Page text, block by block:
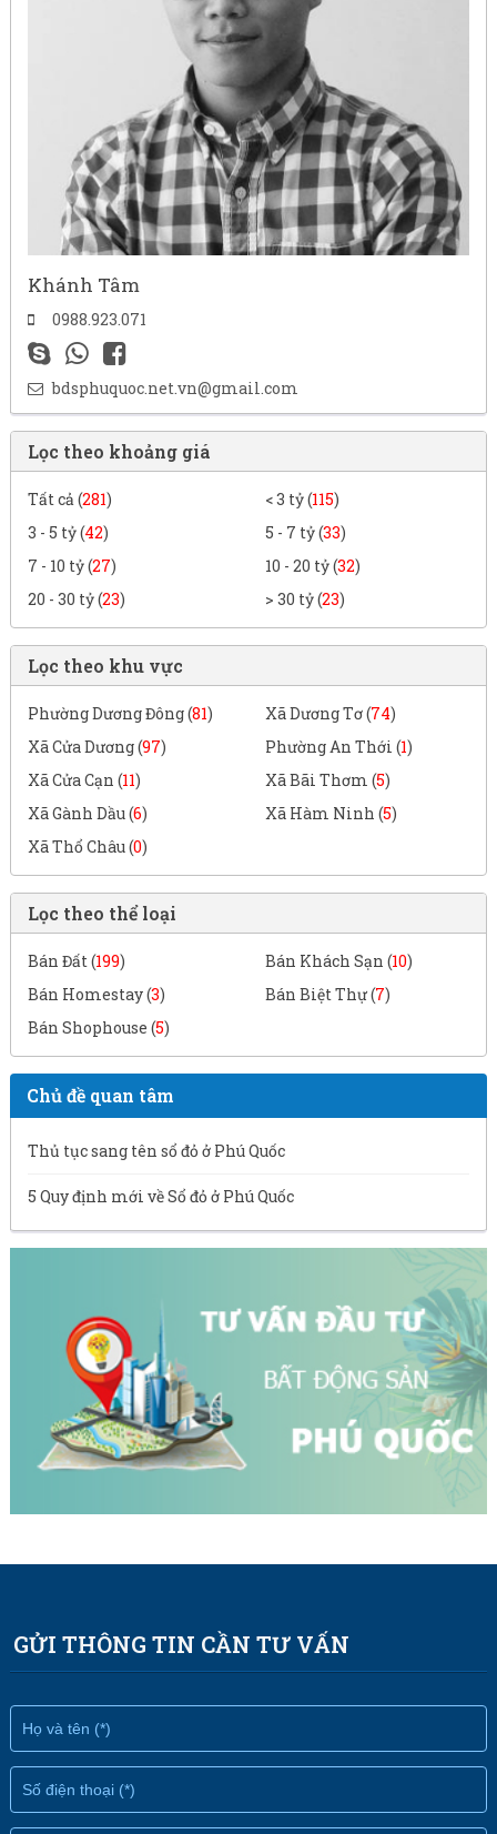
Khánh Tâm
0988.923.071
bdsphuquoc.net.vn@gmail.com
Lọc theo khoảng giá
Tất cả (281) < 3 tỷ (115)
3 - 5 tỷ (42) 5 - 7 tỷ (33)
7 - 10 tỷ (27) 10 - 20 tỷ (32)
20 - 30 tỷ (23) > 30 tỷ (23)
Lọc theo khu vực
Phường Dương Đông (81) Xã Dương Tơ (74)
Xã Cửa Dương (97) Phường An Thới (1)
Xã Cửa Cạn (11) Xã Bãi Thơm (5)
Xã Gành Dầu (6) Xã Hàm Ninh (5)
Xã Thổ Châu (0)
Lọc theo thể loại
Bán Đất (199) Bán Khách Sạn (10)
Bán Homestay (3) Bán Biệt Thự (7)
Bán Shophouse (5)
Chủ đề quan tâm
Thủ tục sang tên sổ đỏ ở Phú Quốc
5 Quy định mới về Sổ đỏ ở Phú Quốc
GỬI THÔNG TIN CẦN TƯ VẤN